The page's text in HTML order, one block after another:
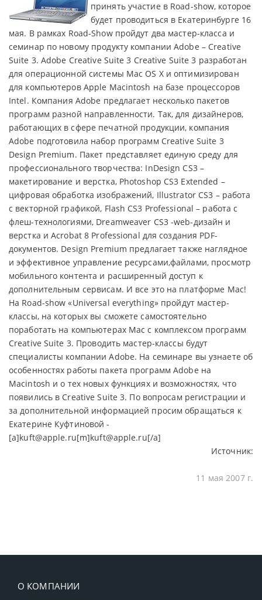
принять участие в Road-show, которое
будет проводиться в Екатеринбурге 16
мая. В рамках Road-Show пройдут два мастер-класса и
семинар по новому продукту компании Adobe – Creative
Suite 3. Adobe Creative Suite 3 Creative Suite 3 разработан
для операционной системы Mac OS X и оптимизирован
для компьютеров Apple Macintosh на базе процессоров
Intel. Компания Adobe предлагает несколько пакетов
программ разной направленности. Так, для дизайнеров,
работающих в сфере печатной продукции, компания
Adobe подготовила набор программ Creative Suite 3
Design Premium. Пакет представляет единую среду для
профессионального творчества: InDesign CS3 –
макетирование и верстка, Photoshop CS3 Extended –
цифровая обработка изображений, Illustrator CS3 – работа
с векторной графикой, Flash CS3 Professional – работа с
флеш-технологиями, Dreamweaver CS3 -web-дизайн и
верстка и Acrobat 8 Professional для создания PDF-
документов. Design Premium предлагает также наглядное
и эффективное управление ресурсами,файлами, просмотр
мобильного контента и расширенный доступ к
дополнительным сервисам. И все это на платформе Mac!
На Road-show «Universal everything» пройдут мастер-
классы, на которых вы сможете самостоятельно
поработать на компьютерах Mac с комплексом программ
Creative Suite 3. Проводить мастер-классы будут
специалисты компании Adobe. На семинаре вы узнаете об
особенностях работы пакета программ Adobe на
Macintosh и о тех новых функциях и возможностях, что
появились в Creative Suite 3. По вопросам регистрации и
за дополнительной информацией просим обращаться к
Екатерине Куфтиновой -
[a]kuft@apple.ru[m]kuft@apple.ru[/a]
Источник:
11 мая 2007 г.
О КОМПАНИИ